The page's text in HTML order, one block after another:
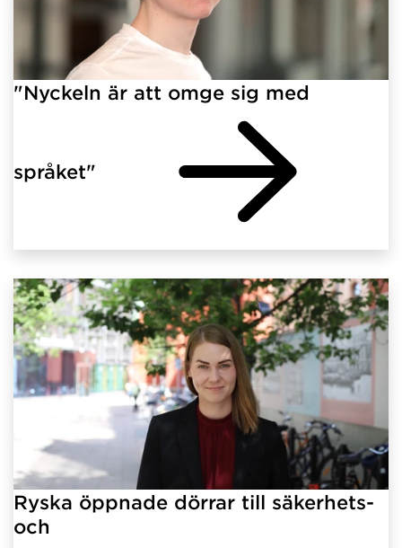
"Nyckeln är att omge sig med
språket"
Ryska öppnade dörrar till säkerhets-
och